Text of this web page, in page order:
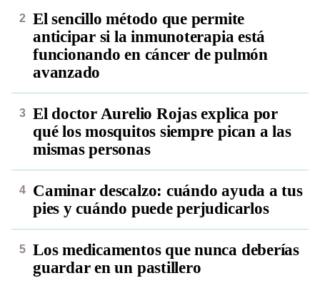
El sencillo método que permite
anticipar si la inmunoterapia está
funcionando en cáncer de pulmón
avanzado
El doctor Aurelio Rojas explica por
qué los mosquitos siempre pican a las
mismas personas
Caminar descalzo: cuándo ayuda a tus
pies y cuándo puede perjudicarlos
Los medicamentos que nunca deberías
guardar en un pastillero